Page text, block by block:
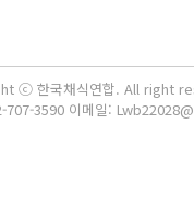
ⓒ 한국채식연합. All right
707-3590 이메일: